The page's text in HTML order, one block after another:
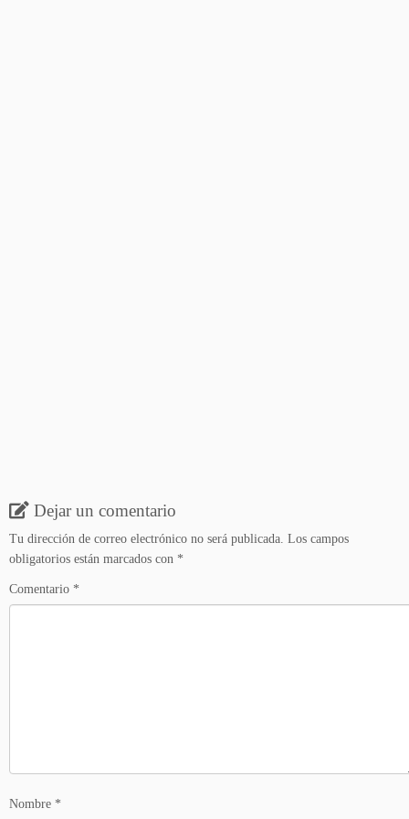
Dejar un comentario
Tu dirección de correo electrónico no será publicada. Los campos
obligatorios están marcados con *
Comentario *
Nombre *